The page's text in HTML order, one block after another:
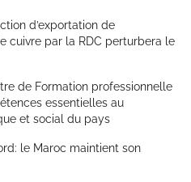
d’exportation de
cuivre par la RDC perturbera le
de Formation professionnelle
essentielles au
et social du pays
le Maroc maintient son